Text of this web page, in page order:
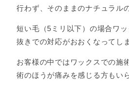
行わず、そのままのナチュラル
短い毛（5ミリ以下）の場合ワ
抜きでの対応がおおくなってし
お客様の中ではワックスでの施
術のほうが痛みを感じる方もい